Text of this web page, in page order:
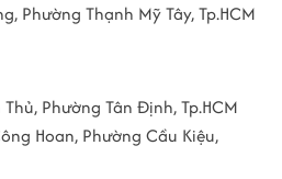
Phường Thạnh Mỹ Tây, Tp.HCM
Phường Tân Định, Tp.HCM
Hoan, Phường Cầu Kiệu,